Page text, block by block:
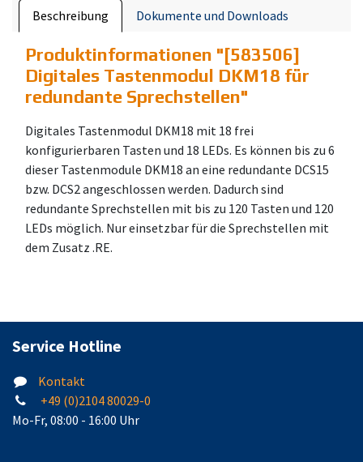
Beschreibung Dokumente und Downloads
Produktinformationen " [583506]
Digitales Tastenmodul DKM18 für
redundante Sprechstellen"
Digitales Tastenmodul DKM18 mit 18 frei
konfigurierbaren Tasten und 18 LEDs. Es können bis zu 6
dieser Tastenmodule DKM18 an eine redundante DCS15
bzw. DCS2 angeschlossen werden. Dadurch sind
redundante Sprechstellen mit bis zu 120 Tasten und 120
LEDs möglich. Nur einsetzbar für die Sprechstellen mit
dem Zusatz .RE.
Service Hotline
Kontakt
+49 (0)2104 80029-0
Mo-Fr, 08:00 - 16:00 Uhr